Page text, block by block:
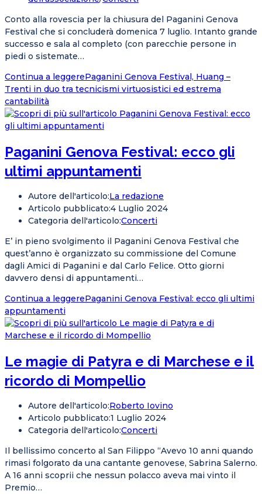
Conto alla rovescia per la chiusura del Paganini Genova
Festival che si concluderà domenica 7 luglio. Intanto grande
successo e sala al completo (con parecchie persone in
piedi o sistemate…
Continua a leggerePaganini Genova Festival, Huang –
Trenti in duo tra tecnicismi virtuosistici ed estrema
cantabilità
Paganini Genova Festival: ecco gli
ultimi appuntamenti
Autore dell'articolo:La redazione
Articolo pubblicato:4 Luglio 2024
Categoria dell'articolo:Concerti
E’ in pieno svolgimento il Paganini Genova Festival che
quest’anno è organizzato su commissione del Comune
dagli Amici di Paganini e dal Carlo Felice. Otto giorni
davvero densi di appuntamenti…
Continua a leggerePaganini Genova Festival: ecco gli ultimi
appuntamenti
Le magie di Patyra e di Marchese e il
ricordo di Mompellio
Autore dell'articolo:Roberto Iovino
Articolo pubblicato:1 Luglio 2024
Categoria dell'articolo:Concerti
Il bellissimo concerto al San Filippo “Avevo 10 anni quando
rimasi folgorato da una cantante genovese, Sabrina Salerno.
A 16 anni scoprii che nessun polacco aveva mai vinto il
Premio…